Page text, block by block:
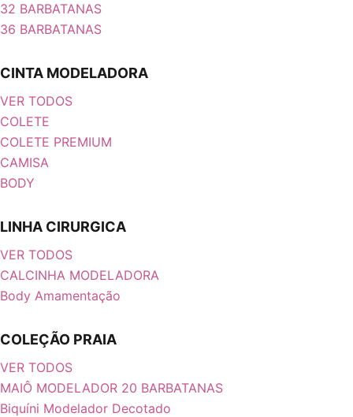
32 BARBATANAS
36 BARBATANAS
CINTA MODELADORA
VER TODOS
COLETE
COLETE PREMIUM
CAMISA
BODY
LINHA CIRURGICA
VER TODOS
CALCINHA MODELADORA
Body Amamentação
COLEÇÃO PRAIA
VER TODOS
MAIÔ MODELADOR 20 BARBATANAS
Biquíni Modelador Decotado